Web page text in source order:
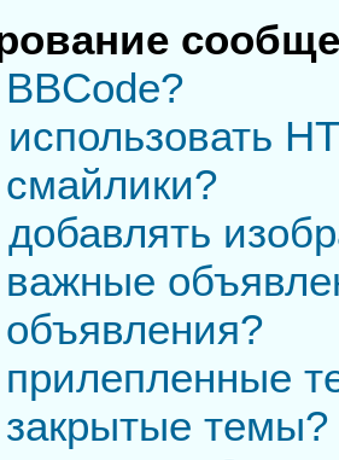
важные
прилепленные
закрытые темы?